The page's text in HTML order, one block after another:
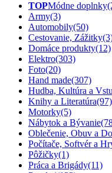
TOPMódne doplnky
Army(3)
Automobily(50)
Cestovanie, Zážitky
Domáce produkty(12)
Elektro(303)
Foto(20)
Hand made(307)
Hudba, Kultúra a
Knihy a Literatúra(97)
Motorky(5)
Nábytok a Bývanie
Oblečenie, Obuv a
Počítače, Softvér a
Pôžičky(1)
Práca a Brigády(11)